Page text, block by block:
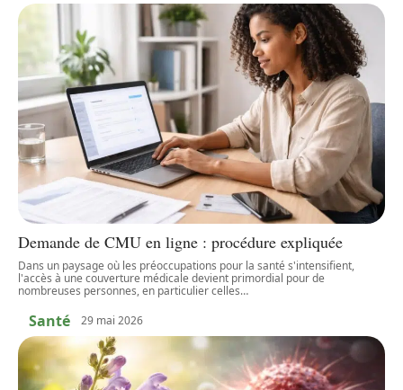
Demande de CMU en ligne : procédure expliquée
Dans un paysage où les préoccupations pour la santé s'intensifient,
l'accès à une couverture médicale devient primordial pour de
nombreuses personnes, en particulier celles…
Santé 29 mai 2026